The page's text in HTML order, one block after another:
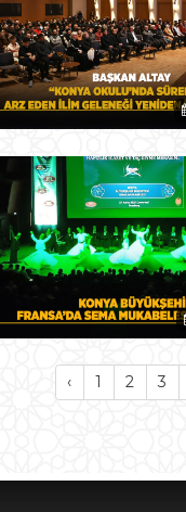
‹ 1 2 3